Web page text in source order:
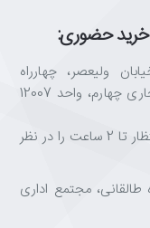
حضوری:
ولیعصر، چهارراه
طالقانی، مجتمع تجاری نور تهران، طبقه تجاری چهارم، واحد 12007
(به علت حجم بالای سفارشات، حتما زمان انتظار تا 2 ساعت را در نظر
طالقانی، مجتمع اداری